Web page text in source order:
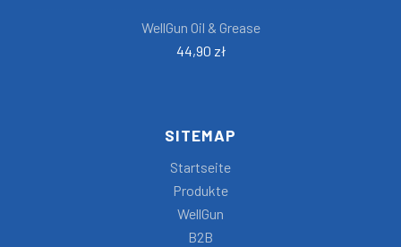
WellGun Oil & Grease
44,90 zł
SITEMAP
Startseite
Produkte
WellGun
B2B